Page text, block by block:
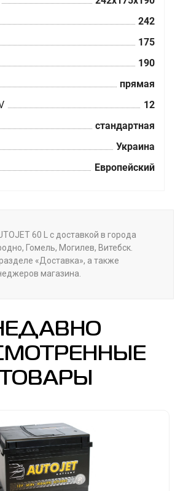
242
175
190
прямая
12
стандартная
Украина
Европейский
60 L с доставкой в города
Гомель, Могилев, Витебск.
«Доставка», а также
магазина.
ТОВАРЫ